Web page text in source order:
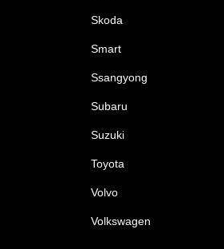
Skoda
Smart
Ssangyong
Subaru
Suzuki
Toyota
Volvo
Volkswagen